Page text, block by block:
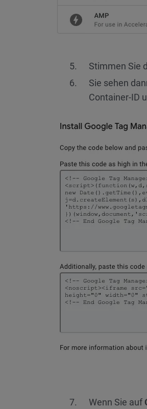
Stimmen Sie
Sie sehen
Container-ID
Wenn Sie auf